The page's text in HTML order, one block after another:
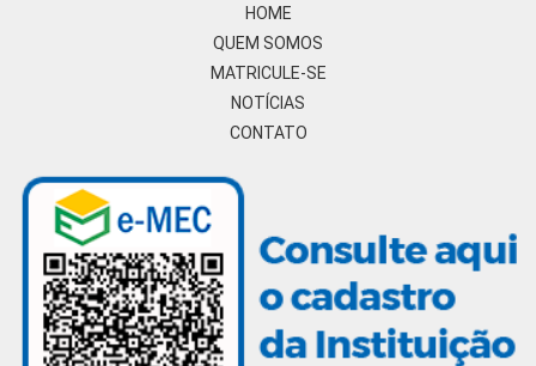
HOME
QUEM SOMOS
MATRICULE-SE
NOTÍCIAS
CONTATO